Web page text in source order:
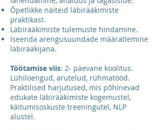
Õpetlikke näiteid läbirääkimiste
praktikast.
Läbirääkimiste tulemuste hindamine.
Iseenda arengusuundade määratlemine
läbirääkijana.
Töötamise viis: 2- päevane koolitus.
Lühiloengud, arutelud, rühmatööd.
Praktilised harjutused, mis põhinevad
edukate läbirääkimiste kogemustel,
käitumisoskuste treeningutel, NLP
alustel.